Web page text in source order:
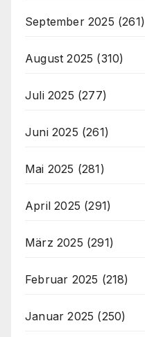
September 2025 (261)
August 2025 (310)
Juli 2025 (277)
Juni 2025 (261)
Mai 2025 (281)
April 2025 (291)
März 2025 (291)
Februar 2025 (218)
Januar 2025 (250)